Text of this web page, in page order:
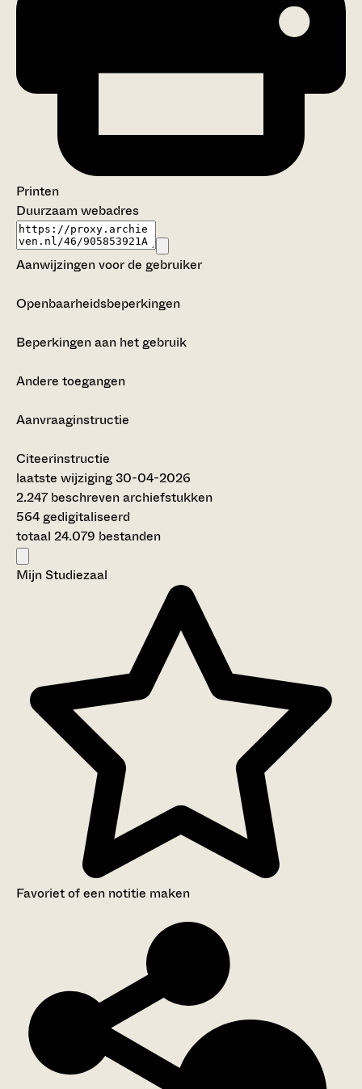
Printen
Duurzaam webadres
Aanwijzingen voor de gebruiker
Openbaarheidsbeperkingen
Beperkingen aan het gebruik
Andere toegangen
Aanvraaginstructie
Citeerinstructie
laatste wijziging 30-04-2026
2.247 beschreven archiefstukken
564 gedigitaliseerd
totaal 24.079 bestanden
Mijn Studiezaal
Favoriet of een notitie maken